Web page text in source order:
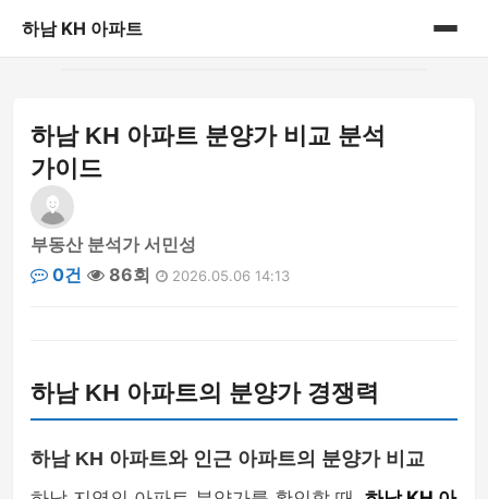
하남 KH 아파트
게시판
하남 KH 아파트 분양가 비교 분석
가이드
부동산 분석가 서민성
0건
86회 2026.05.06 14:13
하남 KH 아파트의 분양가 경쟁력
하남 KH 아파트와 인근 아파트의 분양가 비교